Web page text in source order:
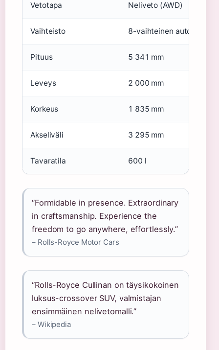
Vetotapa Neliveto (AWD)
Vaihteisto 8-vaihteinen automaatti
Pituus 5 341 mm
Leveys 2 000 mm
Korkeus 1 835 mm
Akseliväli 3 295 mm
Tavaratila 600 l
“Formidable in presence. Extraordinary
in craftsmanship. Experience the
freedom to go anywhere, effortlessly.”
– Rolls-Royce Motor Cars
“Rolls-Royce Cullinan on täysikokoinen
luksus-crossover SUV, valmistajan
ensimmäinen nelivetomalli.”
– Wikipedia